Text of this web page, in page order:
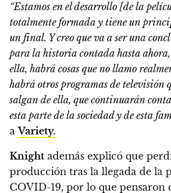
“Estamos en el desarrollo [de la
totalmente formada y tiene un
un final. Y creo que va a ser una
para la historia contada hasta ahora,
ella, habrá cosas que no llamo
habrá otros programas de televisión
salgan de ella, que continuarán
esta parte de la sociedad y de esta
aVariety.
Knight además explicó que
producción tras la llegada de la
COVID-19, por lo que pensaron